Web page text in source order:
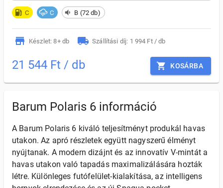
C C B (72 db)
Készlet: 8+ db Szállítási díj: 1 994 Ft / db
21 544 Ft / db KOSÁRBA
Barum Polaris 6 információ
A Barum Polaris 6 kiváló teljesítményt produkál havas
utakon. Az apró részletek együtt nagyszerű élményt
nyújtanak. A modern dizájnt és az innovatív V-mintát a
havas utakon való tapadás maximalizálására hozták
létre. Különleges futófelület-kialakítása, az intelligens